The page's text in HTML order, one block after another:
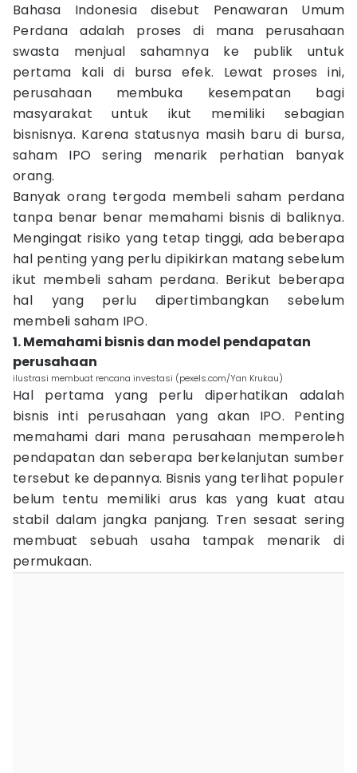
Bahasa Indonesia disebut Penawaran Umum
Perdana adalah proses di mana perusahaan
swasta menjual sahamnya ke publik untuk
pertama kali di bursa efek. Lewat proses ini,
perusahaan membuka kesempatan bagi
masyarakat untuk ikut memiliki sebagian
bisnisnya. Karena statusnya masih baru di bursa,
saham IPO sering menarik perhatian banyak
orang.
Banyak orang tergoda membeli saham perdana
tanpa benar benar memahami bisnis di baliknya.
Mengingat risiko yang tetap tinggi, ada beberapa
hal penting yang perlu dipikirkan matang sebelum
ikut membeli saham perdana. Berikut beberapa
hal yang perlu dipertimbangkan sebelum
membeli saham IPO.
1. Memahami bisnis dan model pendapatan
perusahaan
ilustrasi membuat rencana investasi (pexels.com/Yan Krukau)
Hal pertama yang perlu diperhatikan adalah
bisnis inti perusahaan yang akan IPO. Penting
memahami dari mana perusahaan memperoleh
pendapatan dan seberapa berkelanjutan sumber
tersebut ke depannya. Bisnis yang terlihat populer
belum tentu memiliki arus kas yang kuat atau
stabil dalam jangka panjang. Tren sesaat sering
membuat sebuah usaha tampak menarik di
permukaan.